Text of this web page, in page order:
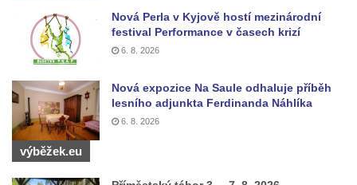
Poslední dochovaný tramvajový sloup na
Pražské třídě v Českých Budějovicích
Českých Budějovicích
Socha svatého Jana Nepomuckého Na
Sadech u Mlýnské stoky v Českých
Budějovicích
Nová Perla v Kyjově hostí mezinárodní
festival Performance v časech krizí
6. 8. 2026
Nová expozice Na Saule odhaluje příběh
lesního adjunkta Ferdinanda Náhlíka
6. 8. 2026
výběžek.eu